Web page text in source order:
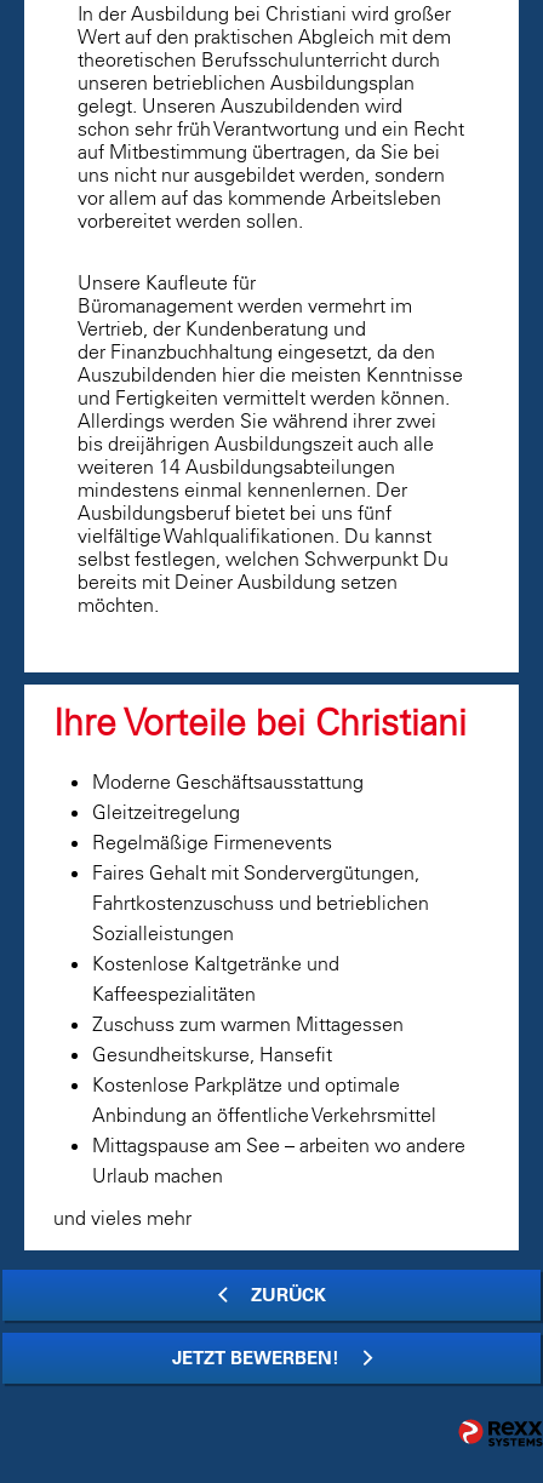
In der Ausbildung bei Christiani wird großer
Wert auf den praktischen Abgleich mit dem
theoretischen Berufsschulunterricht durch
unseren betrieblichen Ausbildungsplan
gelegt. Unseren Auszubildenden wird
schon sehr früh Verantwortung und ein Recht
auf Mitbestimmung übertragen, da Sie bei
uns nicht nur ausgebildet werden, sondern
vor allem auf das kommende Arbeitsleben
vorbereitet werden sollen.
Unsere Kaufleute für
Büromanagement werden vermehrt im
Vertrieb, der Kundenberatung und
der Finanzbuchhaltung eingesetzt, da den
Auszubildenden hier die meisten Kenntnisse
und Fertigkeiten vermittelt werden können.
Allerdings werden Sie während ihrer zwei
bis dreijährigen Ausbildungszeit auch alle
weiteren 14 Ausbildungsabteilungen
mindestens einmal kennenlernen. Der
Ausbildungsberuf bietet bei uns fünf
vielfältige Wahlqualifikationen. Du kannst
selbst festlegen, welchen Schwerpunkt Du
bereits mit Deiner Ausbildung setzen
möchten.
Ihre Vorteile bei Christiani
Moderne Geschäftsausstattung
Gleitzeitregelung
Regelmäßige Firmenevents
Faires Gehalt mit Sondervergütungen,
Fahrtkostenzuschuss und betrieblichen
Sozialleistungen
Kostenlose Kaltgetränke und
Kaffeespezialitäten
Zuschuss zum warmen Mittagessen
Gesundheitskurse, Hansefit
Kostenlose Parkplätze und optimale
Anbindung an öffentliche Verkehrsmittel
Mittagspause am See – arbeiten wo andere
Urlaub machen
und vieles mehr
ZURÜCK
JETZT BEWERBEN!